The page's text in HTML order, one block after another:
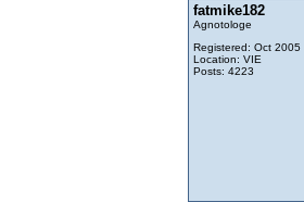
fatmike182
Agnotologe
Registered: Oct 2005
Location: VIE
Posts: 4223